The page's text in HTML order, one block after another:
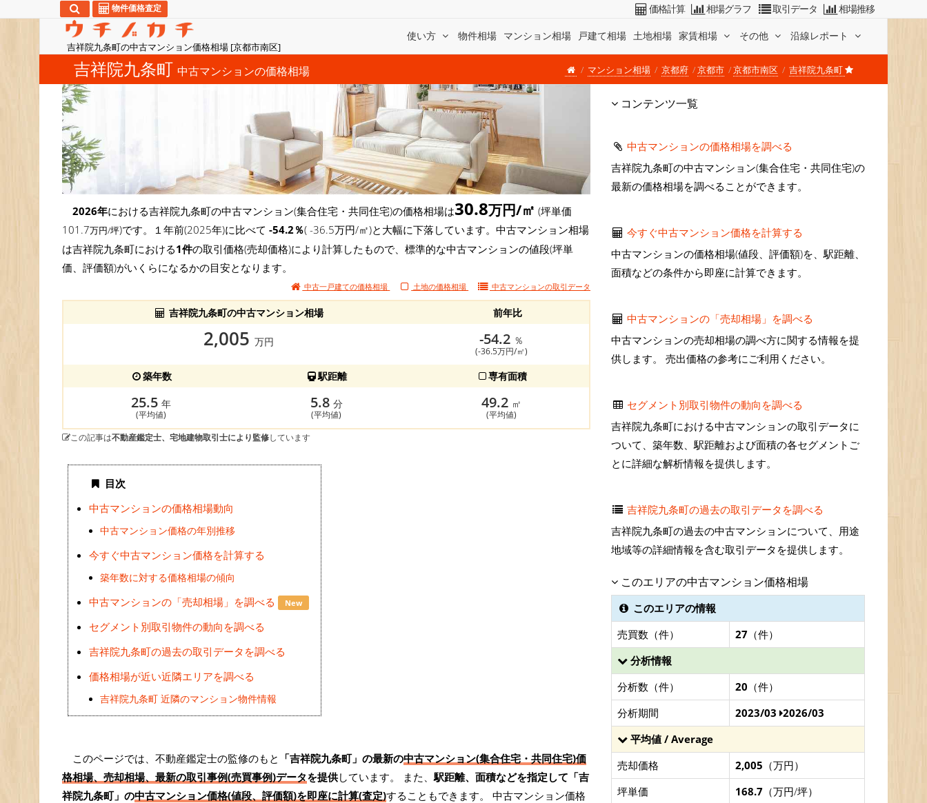
吉祥院九条町の中古マンション価格相場 [京都市南区]
使い方 物件相場 マンション相場 戸建て相場 土地相場 家賃相場 その他 沿線レポート
物件価格査定 価格計算 相場グラフ 取引データ 相場推移
吉祥院九条町 中古マンションの価格相場 マンション相場 京都府 京都市 京都市南区 吉祥院九条町
2026年における吉祥院九条町の中古マンション(集合住宅・共同住宅)の価格相場は30.8万円/㎡ (坪単価
101.7万円/坪)です。１年前(2025年)に比べて -54.2％( -36.5万円/㎡)と大幅に下落しています。中古マンション相場
は吉祥院九条町における1件の取引価格(売却価格)により計算したもので、標準的な中古マンションの値段(坪単
価、評価額)がいくらになるかの目安となります。
中古一戸建ての価格相場 土地の価格相場 中古マンションの取引データ
吉祥院九条町の中古マンション相場 前年比
2,005 万円 -54.2 ％
(-36.5万円/㎡)
築年数 駅距離 専有面積
25.5 年
(平均値)
5.8 分
(平均値)
49.2 ㎡
(平均値)
この記事は不動産鑑定士、宅地建物取引士により監修しています
目次
中古マンションの価格相場動向
中古マンション価格の年別推移
今すぐ中古マンション価格を計算する
築年数に対する価格相場の傾向
中古マンションの「売却相場」を調べる New
セグメント別取引物件の動向を調べる
吉祥院九条町の過去の取引データを調べる
価格相場が近い近隣エリアを調べる
吉祥院九条町 近隣のマンション物件情報
このページでは、不動産鑑定士の監修のもと 「吉祥院九条町」の最新の中古マンション(集合住宅・共同住宅)価
格相場、売却相場、最新の取引事例(売買事例)データを提供しています。 また、 駅距離、面積などを指定して「吉
祥院九条町」の中古マンション価格(値段、評価額)を即座に計算(査定)することもできます。 中古マンション価格
コンテンツ一覧
中古マンションの価格相場を調べる
吉祥院九条町の中古マンション(集合住宅・共同住宅)の
最新の価格相場を調べることができます。
今すぐ中古マンション価格を計算する
中古マンションの価格相場(値段、評価額)を、駅距離、
面積などの条件から即座に計算できます。
中古マンションの「売却相場」を調べる
中古マンションの売却相場の調べ方に関する情報を提
供します。 売出価格の参考にご利用ください。
セグメント別取引物件の動向を調べる
吉祥院九条町における中古マンションの取引データに
ついて、築年数、駅距離および面積の各セグメントご
とに詳細な解析情報を提供します。
吉祥院九条町の過去の取引データを調べる
吉祥院九条町の過去の中古マンションについて、用途
地域等の詳細情報を含む取引データを提供します。
このエリアの中古マンション価格相場
このエリアの情報
売買数（件）
27 （件）
分析情報
分析数（件）
20 （件）
分析期間
2023/03 2026/03
平均値 / Average
売却価格
2,005 （万円）
坪単価
168.7 （万円/坪）